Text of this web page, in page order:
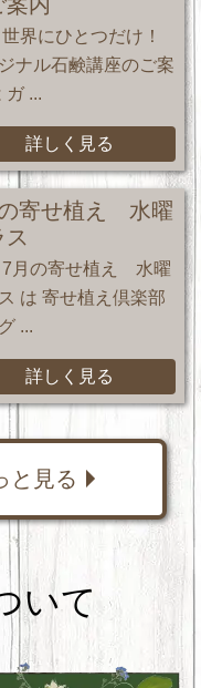
界にひとつだけ！
ナル石鹸講座のご案
ガ ...
詳しく見る
寄せ植え 水曜
ス
7月の寄せ植え 水曜
は 寄せ植え倶楽部
...
詳しく見る
と見る
いて